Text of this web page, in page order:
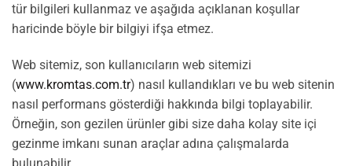
tür bilgileri kullanmaz ve aşağıda açıklanan koşullar
haricinde böyle bir bilgiyi ifşa etmez.
Web sitemiz, son kullanıcıların web sitemizi
(www.kromtas.com.tr) nasıl kullandıkları ve bu web sitenin
nasıl performans gösterdiği hakkında bilgi toplayabilir.
Örneğin, son gezilen ürünler gibi size daha kolay site içi
gezinme imkanı sunan araçlar adına çalışmalarda